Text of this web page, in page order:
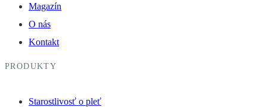
Magazín
O nás
Kontakt
PRODUKTY
Starostlivosť o pleť